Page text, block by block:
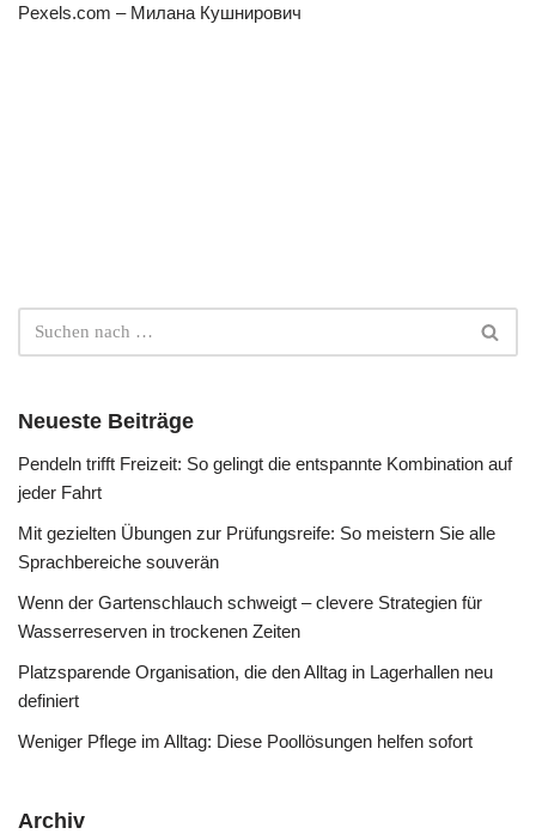
Pexels.com – Милана Кушнирович
Neueste Beiträge
Pendeln trifft Freizeit: So gelingt die entspannte Kombination auf
jeder Fahrt
Mit gezielten Übungen zur Prüfungsreife: So meistern Sie alle
Sprachbereiche souverän
Wenn der Gartenschlauch schweigt – clevere Strategien für
Wasserreserven in trockenen Zeiten
Platzsparende Organisation, die den Alltag in Lagerhallen neu
definiert
Weniger Pflege im Alltag: Diese Poollösungen helfen sofort
Archiv